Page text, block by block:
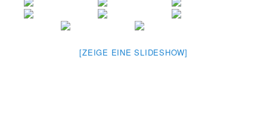
[ZEIGE EINE SLIDESHOW]